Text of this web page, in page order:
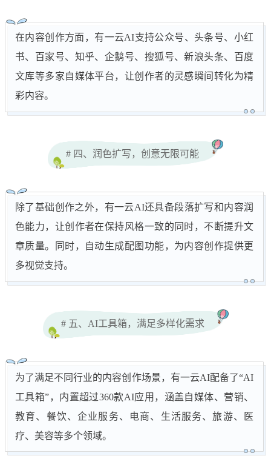
在内容创作方面，有一云AI支持公众号、头条号、小红
书、百家号、知乎、企鹅号、搜狐号、新浪头条、百度
文库等多家自媒体平台，让创作者的灵感瞬间转化为精
彩内容。
# 四、润色扩写，创意无限可能
除了基础创作之外，有一云AI还具备段落扩写和内容润
色能力，让创作者在保持风格一致的同时，不断提升文
章质量。同时，自动生成配图功能，为内容创作提供更
多视觉支持。
# 五、AI工具箱，满足多样化需求
为了满足不同行业的内容创作场景，有一云AI配备了“AI
工具箱”，内置超过360款AI应用，涵盖自媒体、营销、
教育、餐饮、企业服务、电商、生活服务、旅游、医
疗、美容等多个领域。